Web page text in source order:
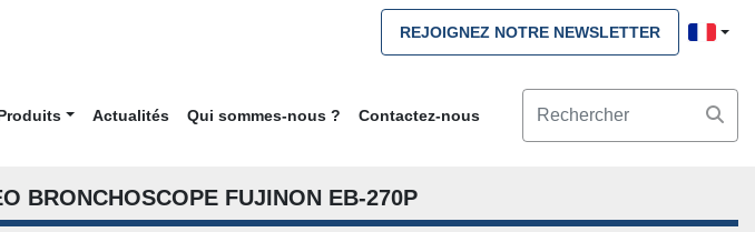
REJOIGNEZ NOTRE NEWSLETTER
Produits Actualités Qui sommes-nous ? Contactez-nous
BRONCHOSCOPE FUJINON EB-270P